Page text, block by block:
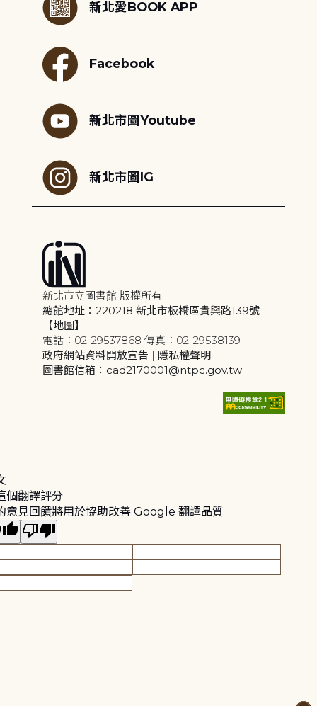
新北愛BOOK APP
Facebook
新北市圖Youtube
新北市圖IG
新北市立圖書館 版權所有
總館地址：220218 新北市板橋區貴興路139號
【地圖】
電話：02-29537868 傳真：02-29538139
政府網站資料開放宣告 | 隱私權聲明
圖書館信箱：cad2170001@ntpc.gov.tw
個翻譯評分
意見回饋將用於協助改善 Google 翻譯品質